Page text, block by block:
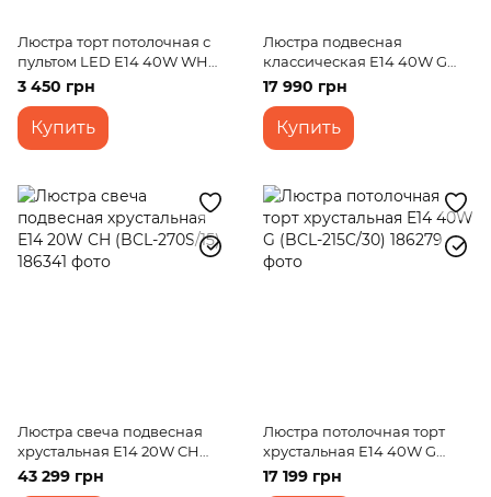
Люстра торт потолочная с
пультом LED E14 40W WH
(BCL-645C/6)
3 450 грн
Купить
Люстра подвесная
классическая E14 40W G
(BCL-716S/10)
17 990 грн
Купить
Люстра свеча подвесная
хрустальная E14 20W CH
(BCL-270S/15)
43 299 грн
Люстра потолочная торт
хрустальная E14 40W G
(BCL-215C/30)
17 199 грн